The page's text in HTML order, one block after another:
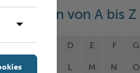
Leistungen von A bis Z
D E F G
I L M N O